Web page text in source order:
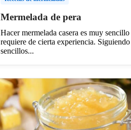
Mermelada de pera
Hacer mermelada casera es muy
requiere de cierta experiencia.
sencillos...